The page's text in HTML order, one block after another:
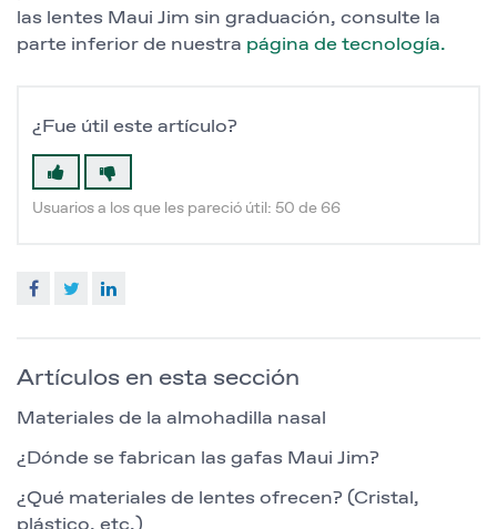
las lentes Maui Jim sin graduación, consulte la
parte inferior de nuestra página de tecnología.
¿Fue útil este artículo?
Usuarios a los que les pareció útil: 50 de 66
Facebook
Twitter
Artículos en esta sección
Materiales de la almohadilla nasal
¿Dónde se fabrican las gafas Maui Jim?
¿Qué materiales de lentes ofrecen? (Cristal,